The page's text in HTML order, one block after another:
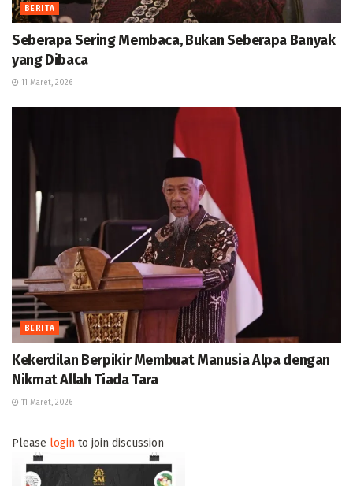
BERITA
Seberapa Sering Membaca, Bukan Seberapa Banyak
yang Dibaca
11 Maret, 2026
BERITA
Kekerdilan Berpikir Membuat Manusia Alpa dengan
Nikmat Allah Tiada Tara
11 Maret, 2026
Please login to join discussion